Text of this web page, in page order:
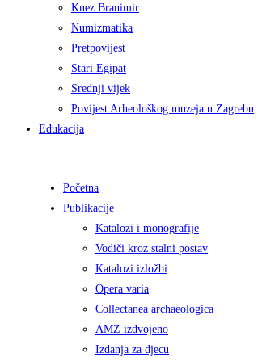
Knez Branimir
Numizmatika
Pretpovijest
Stari Egipat
Srednji vijek
Povijest Arheološkog muzeja u Zagrebu
Edukacija
Početna
Publikacije
Katalozi i monografije
Vodiči kroz stalni postav
Katalozi izložbi
Opera varia
Collectanea archaeologica
AMZ izdvojeno
Izdanja za djecu